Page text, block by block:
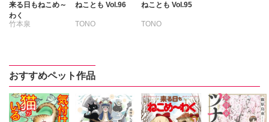
来る日もねこめ～
わく
竹本泉
ねことも Vol.96
TONO
おおさと理央
たぁぽん
ただまさひろ
なかやまさち
ねことも Vol.95
TONO
たぁぽん
ただまさひろ
おすすめペット作品